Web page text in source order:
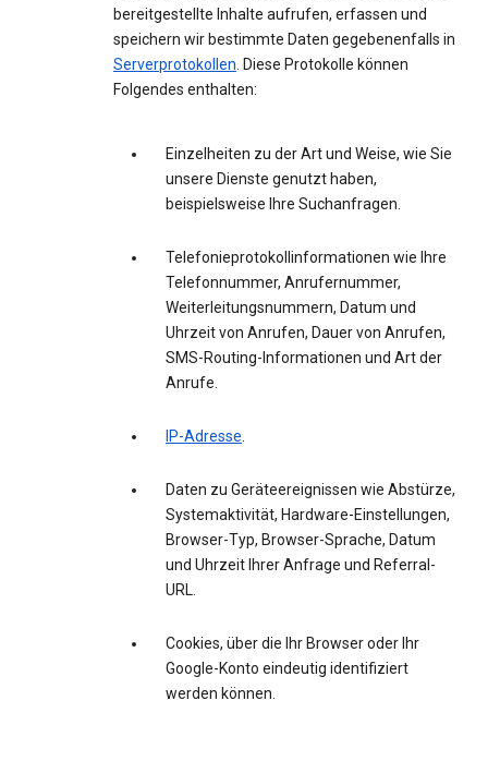
bereitgestellte Inhalte aufrufen, erfassen und
speichern wir bestimmte Daten gegebenenfalls in
Serverprotokollen. Diese Protokolle können
Folgendes enthalten:
Einzelheiten zu der Art und Weise, wie Sie
unsere Dienste genutzt haben,
beispielsweise Ihre Suchanfragen.
Telefonieprotokollinformationen wie Ihre
Telefonnummer, Anrufernummer,
Weiterleitungsnummern, Datum und
Uhrzeit von Anrufen, Dauer von Anrufen,
SMS-Routing-Informationen und Art der
Anrufe.
IP-Adresse.
Daten zu Geräteereignissen wie Abstürze,
Systemaktivität, Hardware-Einstellungen,
Browser-Typ, Browser-Sprache, Datum
und Uhrzeit Ihrer Anfrage und Referral-
URL.
Cookies, über die Ihr Browser oder Ihr
Google-Konto eindeutig identifiziert
werden können.